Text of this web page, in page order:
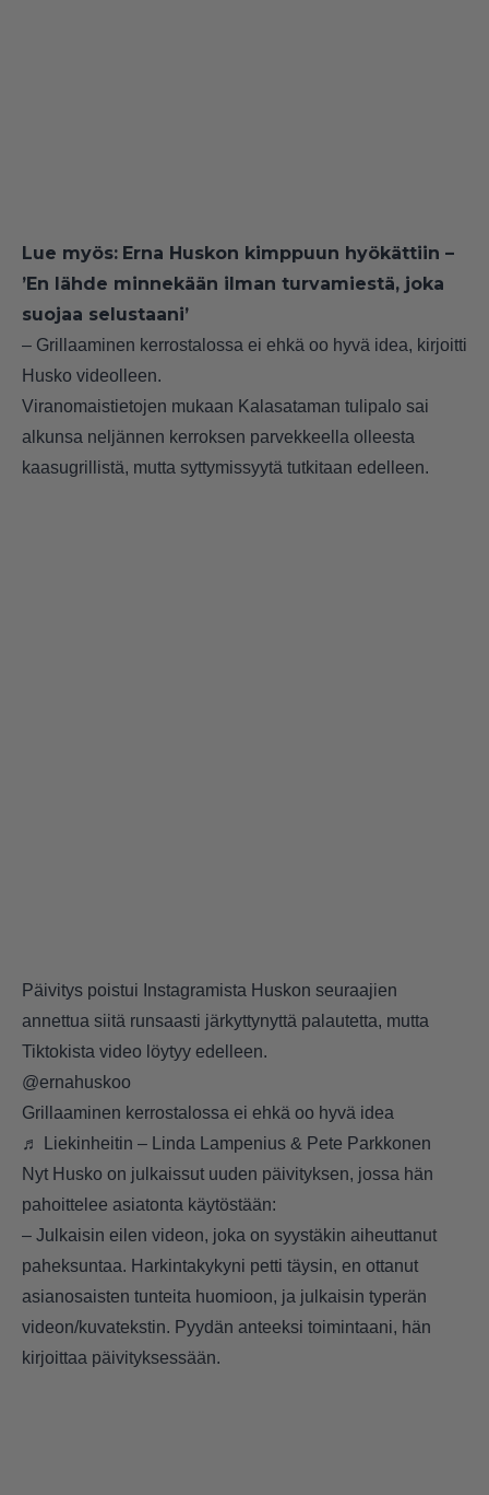
Lue myös: Erna Huskon kimppuun hyökättiin –
’En lähde minnekään ilman turvamiestä, joka
suojaa selustaani’
– Grillaaminen kerrostalossa ei ehkä oo hyvä idea, kirjoitti
Husko videolleen.
Viranomaistietojen mukaan Kalasataman tulipalo sai
alkunsa neljännen kerroksen parvekkeella olleesta
kaasugrillistä, mutta syttymissyytä tutkitaan edelleen.
Päivitys poistui Instagramista Huskon seuraajien
annettua siitä runsaasti järkyttynyttä palautetta, mutta
Tiktokista video löytyy edelleen.
@ernahuskoo
Grillaaminen kerrostalossa ei ehkä oo hyvä idea
♬ Liekinheitin – Linda Lampenius & Pete Parkkonen
Nyt Husko on julkaissut uuden päivityksen, jossa hän
pahoittelee asiatonta käytöstään:
– Julkaisin eilen videon, joka on syystäkin aiheuttanut
paheksuntaa. Harkintakykyni petti täysin, en ottanut
asianosaisten tunteita huomioon, ja julkaisin typerän
videon/kuvatekstin. Pyydän anteeksi toimintaani, hän
kirjoittaa päivityksessään.